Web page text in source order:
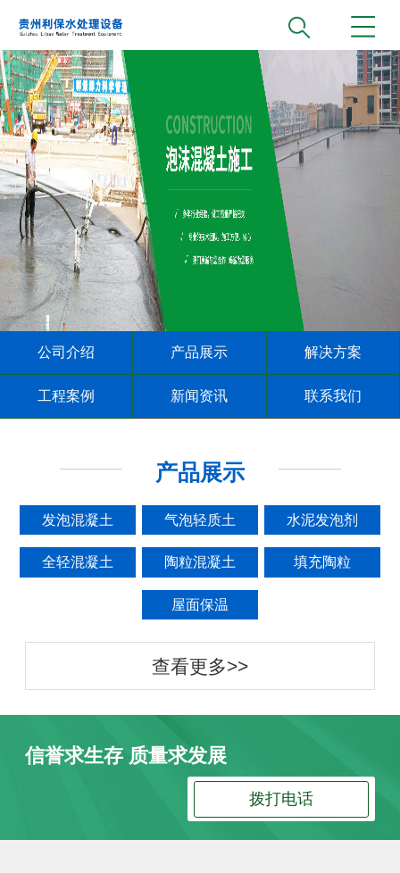
公司介绍 产品展示 解决方案
工程案例 新闻资讯 联系我们
产品展示
发泡混凝土 气泡轻质土 水泥发泡剂
全轻混凝土 陶粒混凝土 填充陶粒
屋面保温
查看更多>>
信誉求生存 质量求发展
拨打电话